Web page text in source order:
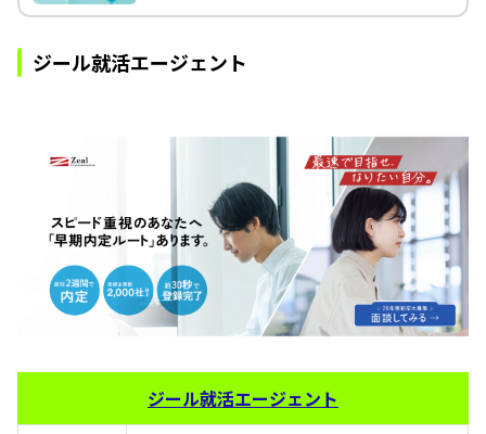
ジール就活エージェント
ジール就活エージェント